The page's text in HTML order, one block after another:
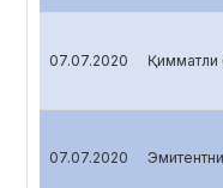
07.07.2020 Қимматли
07.07.2020